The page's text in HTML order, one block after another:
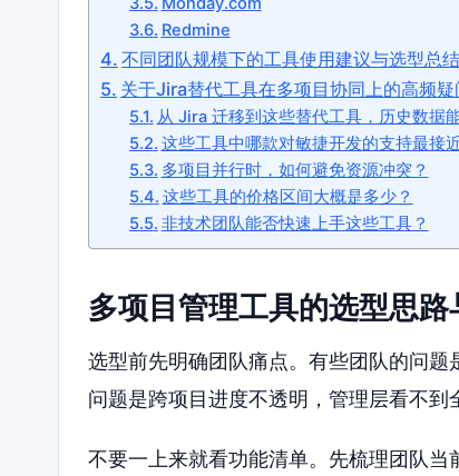
Redmine
不同团队规模下的工具使用建议与选型总结
关于Jira替代工具在多项目协同上的高频疑
从 Jira 迁移到这些替代工具，历史数据
这些工具中哪款对敏捷开发的支持最接
多项目并行时，如何避免资源冲突？
这些工具的价格区间大概是多少？
非技术团队能否快速上手这些工具？
多项目管理工具的选型思
选型前先明确团队痛点。有些团队的问
问题是跨项目进度不透明，管理层看不到
不要一上来就看功能清单。先梳理团队